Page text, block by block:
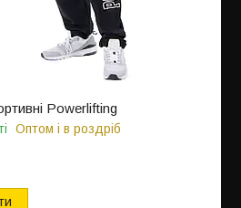
Powerlifting
Оптом і в роздріб